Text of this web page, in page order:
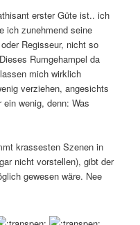
erster Güte ist.. ich
ich zunehmend seine
Regisseur, nicht so
Rumgehampel da
mich wirklich
verziehen, angesichts
wenig, denn: Was
krassesten Szenen in
nicht vorstellen), gibt der
gewesen wäre. Nee